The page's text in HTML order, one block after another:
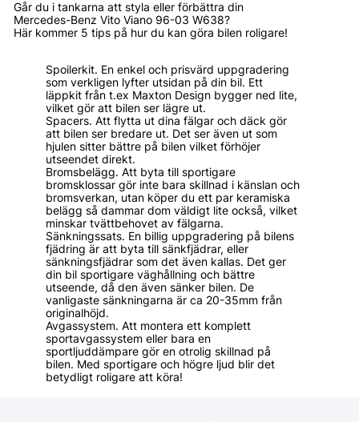
Går du i tankarna att styla eller förbättra din
Mercedes-Benz Vito Viano 96-03 W638?
Här kommer 5 tips på hur du kan göra bilen roligare!
Spoilerkit. En enkel och prisvärd uppgradering
som verkligen lyfter utsidan på din bil. Ett
läppkit från t.ex Maxton Design bygger ned lite,
vilket gör att bilen ser lägre ut.
Spacers. Att flytta ut dina fälgar och däck gör
att bilen ser bredare ut. Det ser även ut som
hjulen sitter bättre på bilen vilket förhöjer
utseendet direkt.
Bromsbelägg. Att byta till sportigare
bromsklossar gör inte bara skillnad i känslan och
bromsverkan, utan köper du ett par keramiska
belägg så dammar dom väldigt lite också, vilket
minskar tvättbehovet av fälgarna.
Sänkningssats. En billig uppgradering på bilens
fjädring är att byta till sänkfjädrar, eller
sänkningsfjädrar som det även kallas. Det ger
din bil sportigare väghållning och bättre
utseende, då den även sänker bilen. De
vanligaste sänkningarna är ca 20-35mm från
originalhöjd.
Avgassystem. Att montera ett komplett
sportavgassystem eller bara en
sportljuddämpare gör en otrolig skillnad på
bilen. Med sportigare och högre ljud blir det
betydligt roligare att köra!